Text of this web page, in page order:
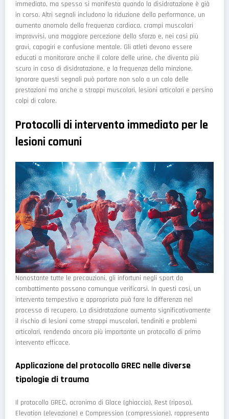
immediato, ma spesso si manifesta quando la disidratazione è già
in corso. Altri segnali includono la riduzione della performance, un
aumento anomalo della frequenza cardiaca, crampi muscolari
improvvisi, una maggiore percezione dello sforzo e, nei casi più
gravi, capogiri e confusione mentale. Gli atleti devono essere
educati a monitorare anche il colore delle urine, che diventa più
scuro in caso di disidratazione, e la frequenza della minzione.
Ignorare questi segnali può portare non solo a un calo delle
prestazioni ma anche a strappi muscolari, lesioni articolari e persino
colpi di calore.
Protocolli di intervento immediato per le
lesioni comuni
Nonostante tutte le precauzioni, gli infortuni negli sport da
combattimento possono comunque verificarsi. In questi casi, un
intervento tempestivo e appropriato può fare la differenza nel
processo di recupero. La disidratazione aumenta significativamente
il rischio di lesioni come strappi muscolari, tendiniti e problemi
articolari, rendendo ancora più importante un protocollo di primo
intervento efficace.
Applicazione del protocollo GREC nelle diverse
tipologie di trauma
Il protocollo GREC, acronimo di Glace (ghiaccio), Rest (riposo),
Elevation (elevazione) e Compression (compressione), rappresenta